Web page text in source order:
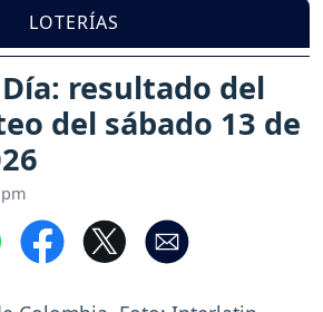
LOTERÍAS
resultado del
del sábado 13 de